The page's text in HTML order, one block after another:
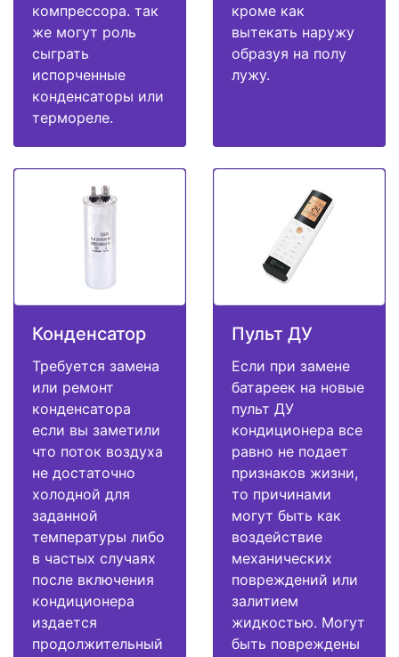
компрессора. так
же могут роль
сыграть
испорченные
конденсаторы или
термореле.
кроме как
вытекать наружу
образуя на полу
лужу.
Конденсатор
Требуется замена
или ремонт
конденсатора
если вы заметили
что поток воздуха
не достаточно
холодной для
заданной
температуры либо
в частых случаях
после включения
кондиционера
издается
продолжительный
Пульт ДУ
Если при замене
батареек на новые
пульт ДУ
кондиционера все
равно не подает
признаков жизни,
то причинами
могут быть как
воздействие
механических
повреждений или
залитием
жидкостью. Могут
быть повреждены